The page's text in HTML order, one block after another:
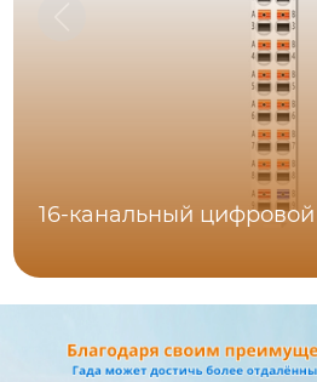
16-канальный